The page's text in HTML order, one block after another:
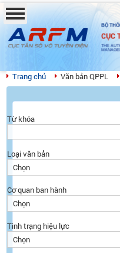
BỘ
CỤC
THE
Trang chủ Văn bản QPPL
Từ khóa
Loại văn bản
Cơ quan ban hành
Tình trạng hiệu lực